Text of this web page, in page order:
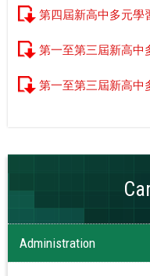
第四屆新高中多元學
第一至第三屆新高中
第一至第三屆新高中
Administration